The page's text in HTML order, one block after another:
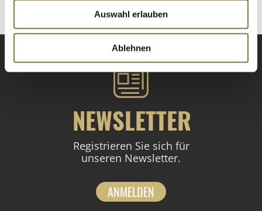
Auswahl erlauben
Ablehnen
NEWSLETTER
Registrieren Sie sich für
unseren Newsletter.
ANMELDEN